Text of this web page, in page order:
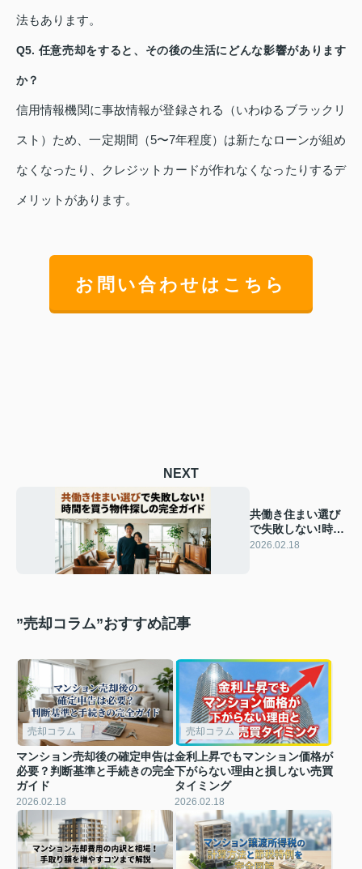
法もあります。
Q5. 任意売却をすると、その後の生活にどんな影響があります
か？
信用情報機関に事故情報が登録される（いわゆるブラックリ
スト）ため、一定期間（5〜7年程度）は新たなローンが組め
なくなったり、クレジットカードが作れなくなったりするデ
メリットがあります。
お問い合わせはこちら
NEXT
共働き住まい選び
で失敗しない!時間
を買う物件探しの
2026.02.18
”売却コラム”おすすめ記事
売却コラム
マンション売却後の確定申告は
必要？判断基準と手続きの完全
ガイド
2026.02.18
売却コラム
金利上昇でもマンション価格が
下がらない理由と損しない売買
タイミング
2026.02.18